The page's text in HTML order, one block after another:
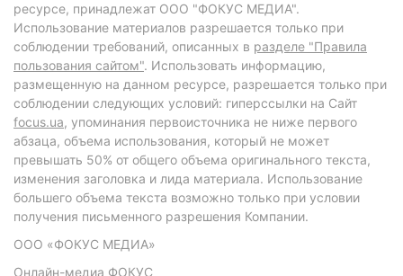
ресурсе, принадлежат ООО "ФОКУС МЕДИА".
Использование материалов разрешается только при
соблюдении требований, описанных в разделе "Правила
пользования сайтом". Использовать информацию,
размещенную на данном ресурсе, разрешается только при
соблюдении следующих условий: гиперссылки на Сайт
focus.ua, упоминания первоисточника не ниже первого
абзаца, объема использования, который не может
превышать 50% от общего объема оригинального текста,
изменения заголовка и лида материала. Использование
большего объема текста возможно только при условии
получения письменного разрешения Компании.
ООО «ФОКУС МЕДИА»
Онлайн-медиа ФОКУС